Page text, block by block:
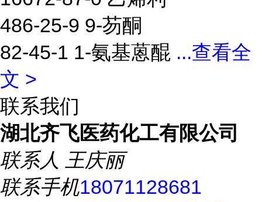
486-25-9 9-芴酮
82-45-1 1-氨基蒽醌 ...查看全
文 >
联系我们
湖北齐飞医药化工有限公司
联系人 王庆丽
联系手机18071128681